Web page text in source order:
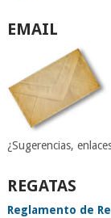
EMAIL
¿Sugerencias,
REGATAS
Reglamento de